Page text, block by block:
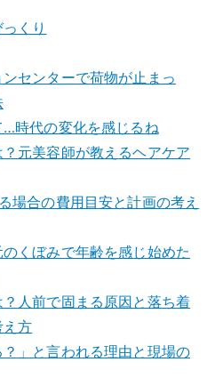
くり
センターで荷物が止まっ
時代の変化を感じるね
元美容師が教えるヘアケア
場合の費用目安と計画の考え
くぼみで年齢を感じ始めた
人前で固まる原因と落ち着
え方
？」と言われる理由と現場の